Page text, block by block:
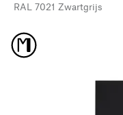
RAL 7021 Zwartgrijs